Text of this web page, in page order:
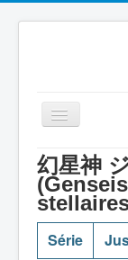
Basculer
la
Accueil
Toku-Actrices
Toku-
Séries
幻星神
Série